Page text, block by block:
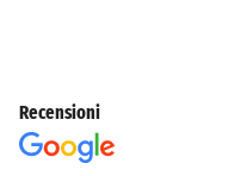
Recensioni